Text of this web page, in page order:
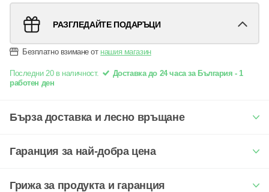
РАЗГЛЕДАЙТЕ ПОДАРЪЦИ
Безплатно взимане от нашия магазин
Последни 20 в наличност.
Доставка до 24 часа за България - 1
работен ден
Бърза доставка и лесно връщане
Гаранция за най-добра цена
Грижа за продукта и гаранция